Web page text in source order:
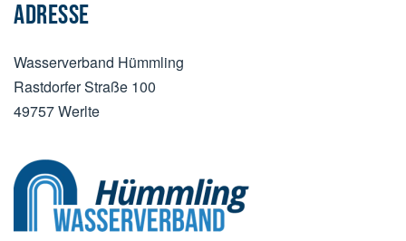
ADRESSE
Wasserverband Hümmling
Rastdorfer Straße 100
49757 Werlte